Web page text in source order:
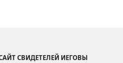
СВИДЕТЕЛЕЙ ИЕГОВЫ